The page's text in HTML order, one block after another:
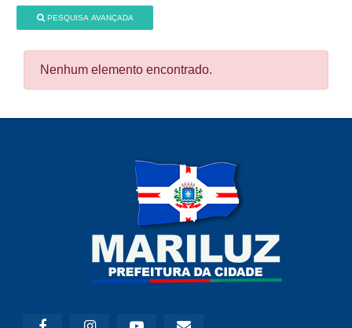
PESQUISA AVANÇADA
Nenhum elemento encontrado.